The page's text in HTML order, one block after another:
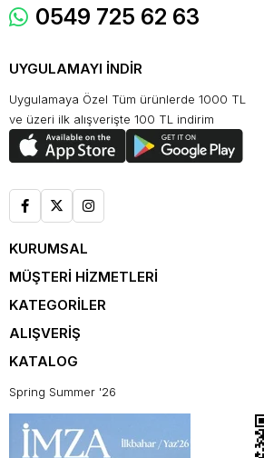
0549 725 62 63
UYGULAMAYI İNDİR
Uygulamaya Özel Tüm ürünlerde 1000 TL
ve üzeri ilk alışverişte 100 TL indirim
KURUMSAL
MÜŞTERİ HİZMETLERİ
KATEGORİLER
ALIŞVERİŞ
KATALOG
Spring Summer '26